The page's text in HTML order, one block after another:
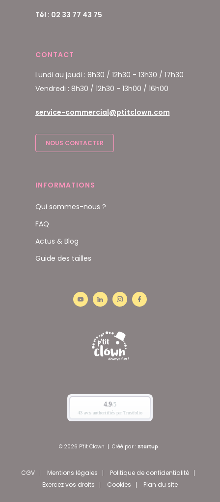
Tél : 02 33 77 43 75
CONTACT
Lundi au jeudi : 8h30 / 12h30 - 13h30 / 17h30
Vendredi : 8h30 / 12h30 - 13h00 / 16h00
service-commercial@ptitclown.com
NOUS CONTACTER
INFORMATIONS
Qui sommes-nous ?
FAQ
Actus & Blog
Guide des tailles
© 2026 P'tit Clown | Créé par : Startup
CGV Mentions légales
Politique de confidentialité
Exercez vos droits
Cookies Plan du site